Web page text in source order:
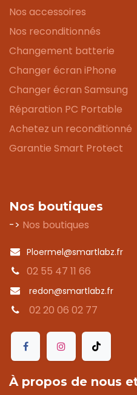
Nos accessoires
Nos reconditionnés
Changement batterie
Changer écran iPhone
Changer écran Samsung
Réparation PC Portable
Achetez un reconditionné
Garantie Smart Protect
Nos boutiques
-> Nos boutiques
Ploermel@smartlabz.fr
02 55 47 11 66
redon@smartlabz.fr
02 20 06 02 77
À propos de nous